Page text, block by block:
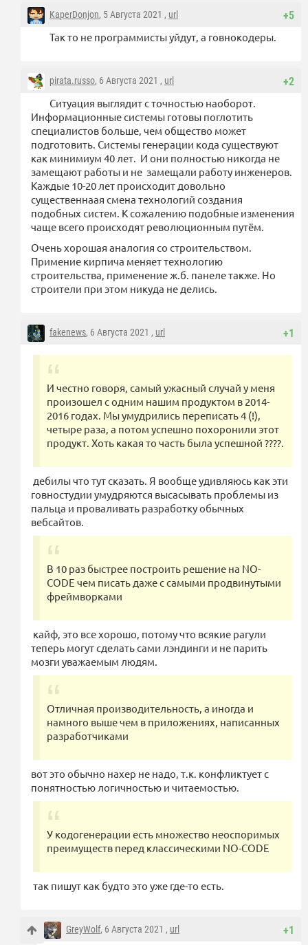
+5
KaperDonjon, 5 Августа 2021 , url
Так то не программисты уйдут, а говнокодеры.
+2
pirata.russo, 6 Августа 2021 , url
Ситуация выглядит с точностью наоборот.
Информационные системы готовы поглотить
специалистов больше, чем общество может
подготовить. Системы генерации кода существуют
как минимиум 40 лет. И они полностью никогда не
замещают работы и не замещали работу инженеров.
Каждые 10-20 лет происходит довольно
существеннаая смена технологий создания
подобных систем. К сожалению подобные изменения
чаще всего происходят революционным путём.
Очень хорошая аналогия со строительством.
Примение кирпича меняет технологию
строительства, применение ж.б. панеле также. Но
строители при этом никуда не делись.
+1
fakenews, 6 Августа 2021 , url
И честно говоря, самый ужасный случай у меня
произошел с одним нашим продуктом в 2014-
2016 годах. Мы умудрились переписать 4 (!),
четыре раза, а потом успешно похоронили этот
продукт. Хоть какая то часть была успешной ????.
дебилы что тут сказать. Я вообще удивляюсь как эти
говностудии умудряются высасывать проблемы из
пальца и проваливать разработку обычных
вебсайтов.
В 10 раз быстрее построить решение на NO-
CODE чем писать даже с самыми продвинутыми
фреймворками
кайф, это все хорошо, потому что всякие рагули
теперь могут сделать сами лэндинги и не парить
мозги уважаемым людям.
Отличная производительность, а иногда и
намного выше чем в приложениях, написанных
разработчиками
вот это обычно нахер не надо, т.к. конфликтует с
понятностью логичностью и читаемостью.
У кодогенерации есть множество неоспоримых
преимуществ перед классическими NO-CODE
так пишут как будто это уже где-то есть.
+1
GreyWolf, 6 Августа 2021 , url